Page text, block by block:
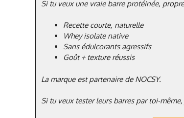
Si tu veux une vraie barre protéinée,
Recette courte, naturelle
Whey isolate native
Sans édulcorants agressifs
Goût + texture réussis
La marque est partenaire de NOCSY.
Si tu veux tester leurs barres par toi-